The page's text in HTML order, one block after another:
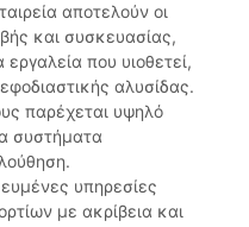
αποτελούν οι
και συσκευασίας,
που υιοθετεί,
αλυσίδας.
παρέχεται υψηλό
συστήματα
υπηρεσίες
με ακρίβεια και